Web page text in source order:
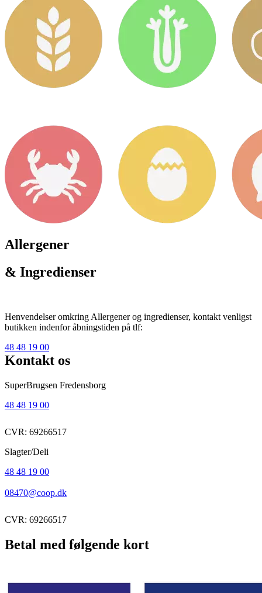
Allergener
& Ingredienser
Henvendelser omkring Allergener og ingredienser, kontakt venligst
butikken indenfor åbningstiden på tlf:
48 48 19 00
Kontakt os
SuperBrugsen Fredensborg
48 48 19 00
CVR: 69266517
Slagter/Deli
48 48 19 00
08470@coop.dk
CVR: 69266517
Betal med følgende kort